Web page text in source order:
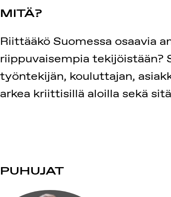
MITÄ?
Riittääkö Suomessa osaavia
riippuvaisempia tekijöistään?
työntekijän, kouluttajan,
arkea kriittisillä aloilla sekä
PUHUJAT